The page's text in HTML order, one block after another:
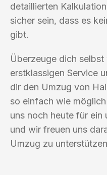
detaillierten
sicher sein, dass es
gibt.
Überzeuge dich selbst
erstklassigen Service
dir den Umzug von
so einfach wie
uns noch heute für
und wir freuen uns
Umzug zu